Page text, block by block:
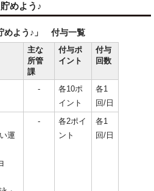
めよう♪
めよう♪」 付与一覧
主な
所管
課
付与ポ
イント
付与
回数
-
各10ポ
イント
各1
回/日
運
-
各2ポイ
ント
各1
回/日